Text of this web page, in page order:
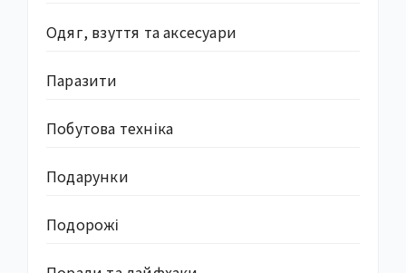
Одяг, взуття та аксесуари
Паразити
Побутова техніка
Подарунки
Подорожі